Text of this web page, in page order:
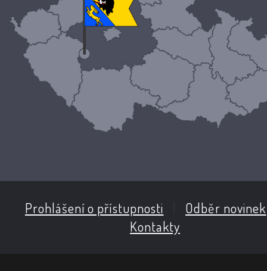
Prohlášení o přístupnosti Odběr novinek
Kontakty